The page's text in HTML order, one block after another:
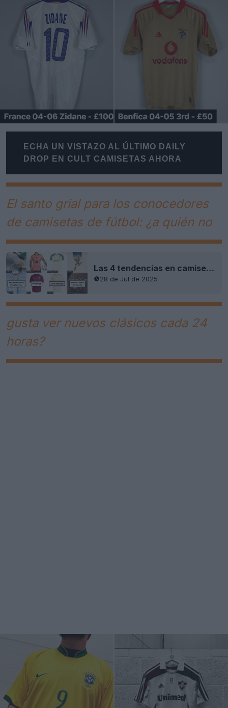
ECHA UN VISTAZO AL ÚLTIMO DAILY
DROP EN CULT CAMISETAS AHORA
El santo grial para los conocedores
de camisetas de fútbol: ¿a quién no
Las 4 tendencias en camisetas de fútbol que debes conocer en 2025, por Phil Delves
28 de Jul de 2025
gusta ver nuevos clásicos cada 24
horas?